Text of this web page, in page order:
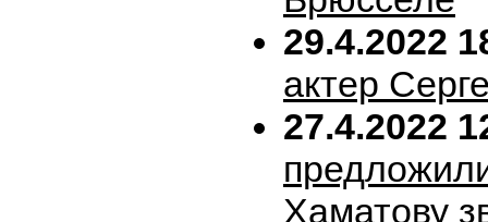
29.4.2022
актер
27.4.2022
Хаматову